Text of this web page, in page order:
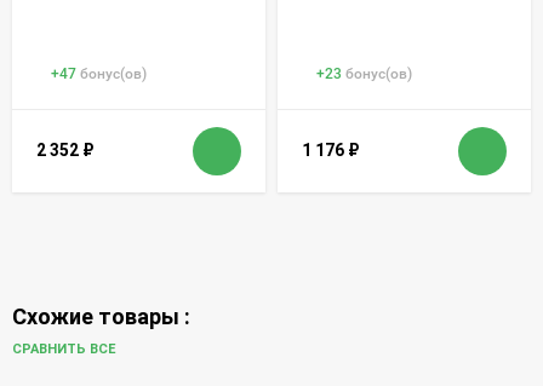
+47 бонус(ов)
2 352 ₽
+23 бонус(ов)
1 176 ₽
Схожие товары :
СРАВНИТЬ ВСЕ